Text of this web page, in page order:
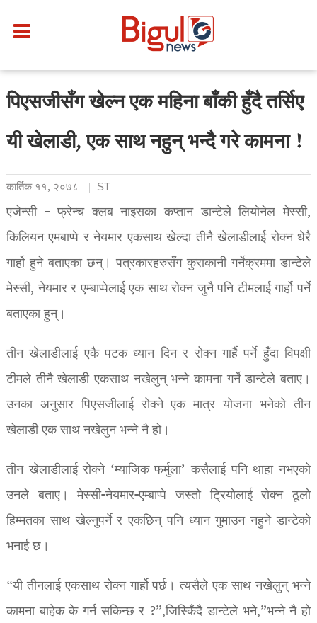
पिएसजीसँग खेल्न एक महिना बाँकी हुँदै तर्सिए
यी खेलाडी, एक साथ नहुन् भन्दै गरे कामना !
कार्तिक ११, २०७८ ST
एजेन्सी – फ्रेन्च क्लब नाइसका कप्तान डान्टेले लियोनेल मेस्सी,
किलियन एमबाप्पे र नेयमार एकसाथ खेल्दा तीनै खेलाडीलाई रोक्न धेरै
गार्हो हुने बताएका छन्। पत्रकारहरुसँग कुराकानी गर्नेक्रममा डान्टेले
मेस्सी, नेयमार र एम्बाप्पेलाई एक साथ रोक्न जुनै पनि टीमलाई गार्हो पर्ने
बताएका हुन्।
तीन खेलाडीलाई एकै पटक ध्यान दिन र रोक्न गार्है पर्ने हुँदा विपक्षी
टीमले तीनै खेलाडी एकसाथ नखेलुन् भन्ने कामना गर्ने डान्टेले बताए।
उनका अनुसार पिएसजीलाई रोक्ने एक मात्र योजना भनेको तीन
खेलाडी एक साथ नखेलुन भन्ने नै हो।
तीन खेलाडीलाई रोक्ने ‘म्याजिक फर्मुला’ कसैलाई पनि थाहा नभएको
उनले बताए। मेस्सी-नेयमार-एम्बाप्पे जस्तो ट्रियोलाई रोक्न ठूलो
हिम्मतका साथ खेल्नुपर्ने र एकछिन् पनि ध्यान गुमाउन नहुने डान्टेको
भनाई छ।
“यी तीनलाई एकसाथ रोक्न गार्हो पर्छ। त्यसैले एक साथ नखेलुन् भन्ने
कामना बाहेक के गर्न सकिन्छ र ?”,जिस्किँदै डान्टेले भने,”भन्ने नै हो